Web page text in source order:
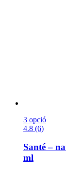
3 opció
4.8 (6)
Santé –
ml